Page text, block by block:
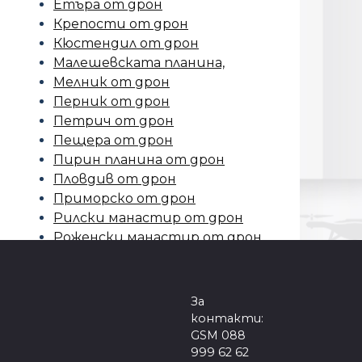
Етъра от дрон
Крепости от дрон
Кюстендил от дрон
Малешевската планина,
Мелник от дрон
Перник от дрон
Петрич от дрон
Пещера от дрон
Пирин планина от дрон
Пловдив от дрон
Приморско от дрон
Рилски манастир от дрон
Роженски манастир от дрон
Северна Македония
Седемте рилски езера от
За
контакти:
GSM 088
999 62 62